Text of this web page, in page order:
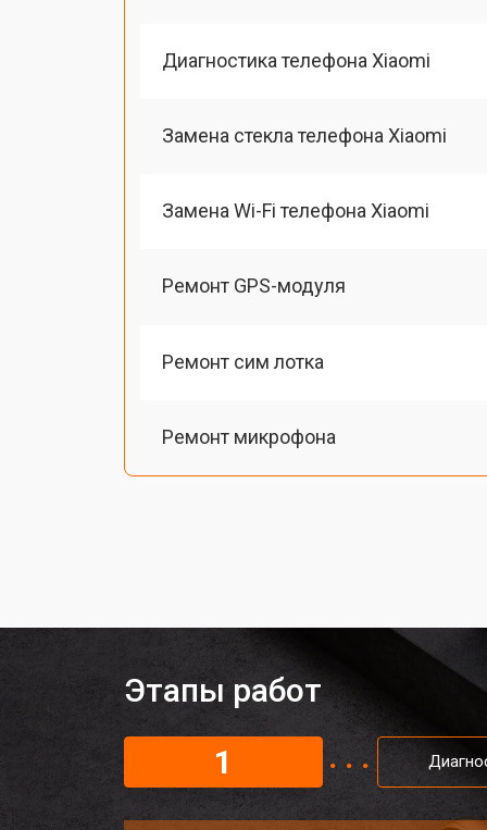
Диагностика телефона Xiaomi
Замена стекла телефона Xiaomi
Замена Wi-Fi телефона Xiaomi
Ремонт GPS-модуля
Ремонт сим лотка
Ремонт микрофона
Замена материнской платы
Замена задней крышки
Замена дисплея (экрана)
Этапы работ
1